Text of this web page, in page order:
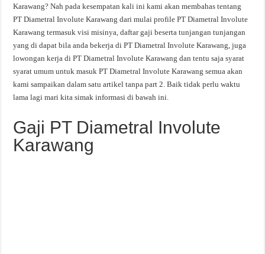
Karawang? Nah pada kesempatan kali ini kami akan membahas tentang
PT Diametral Involute Karawang dari mulai profile PT Diametral Involute
Karawang termasuk visi misinya, daftar gaji beserta tunjangan tunjangan
yang di dapat bila anda bekerja di PT Diametral Involute Karawang, juga
lowongan kerja di PT Diametral Involute Karawang dan tentu saja syarat
syarat umum untuk masuk PT Diametral Involute Karawang semua akan
kami sampaikan dalam satu artikel tanpa part 2. Baik tidak perlu waktu
lama lagi mari kita simak informasi di bawah ini.
Gaji PT Diametral Involute
Karawang